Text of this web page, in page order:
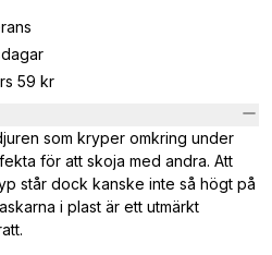
59 kr
som kryper omkring under
för att skoja med andra. Att
står dock kanske inte så högt på
i plast är ett utmärkt